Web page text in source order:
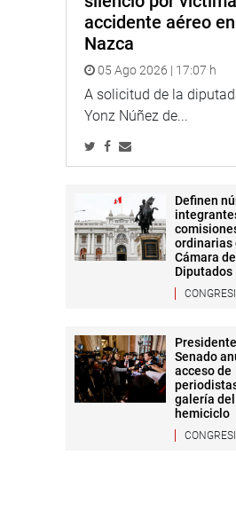
accidente aéreo en
Nazca
05 Ago 2026 | 17:07 h
A solicitud de la
Yonz Núñez de...
Definen
ordinarias
Cámara de
Diputados
Presidente
Senado
acceso de
galería del
hemiciclo